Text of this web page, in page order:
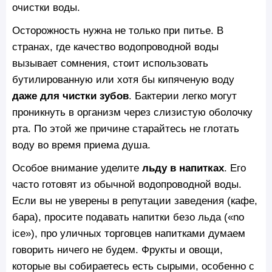
очистки воды.
Осторожность нужна не только при питье. В
странах, где качество водопроводной воды
вызывает сомнения, стоит использовать
бутилированную или хотя бы кипяченую воду
даже для чистки зубов. Бактерии легко могут
проникнуть в организм через слизистую оболочку
рта. По этой же причине старайтесь не глотать
воду во время приема душа.
Особое внимание уделите льду в напитках. Его
часто готовят из обычной водопроводной воды.
Если вы не уверены в репутации заведения (кафе,
бара), просите подавать напитки безо льда («no
ice»), про уличных торговцев напитками думаем
говорить ничего не будем. Фрукты и овощи,
которые вы собираетесь есть сырыми, особенно с